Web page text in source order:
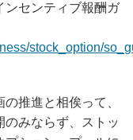
センティブ報酬ガ
stock_option/
推進と相俟って、
のみならず、ストッ